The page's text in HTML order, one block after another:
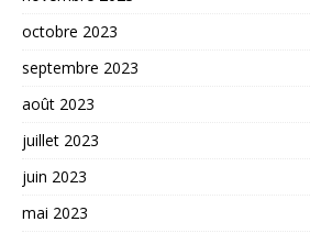
octobre 2023
septembre 2023
août 2023
juillet 2023
juin 2023
mai 2023